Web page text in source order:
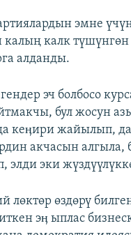
эмне
калк
алданды.
эч болбосо
бул жосун
кеӊири жайылып,
акчасын
элди эки
лөктөр өздөрү
эӊ ыплас